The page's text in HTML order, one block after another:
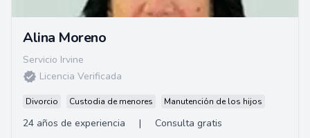
Alina Moreno
Servicio Irvine
Licencia Verificada
Divorcio Custodia de menores Manutención de los hijos
24 años de experiencia |
Consulta gratis